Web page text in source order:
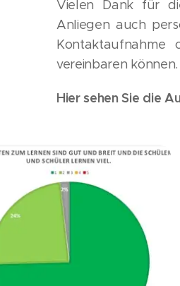
Vielen Dank für
Anliegen auch
vereinbaren können.
Hier sehen Sie die